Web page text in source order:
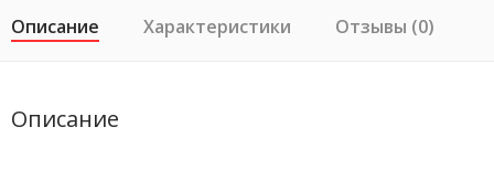
Описание Характеристики Отзывы (0)
Описание